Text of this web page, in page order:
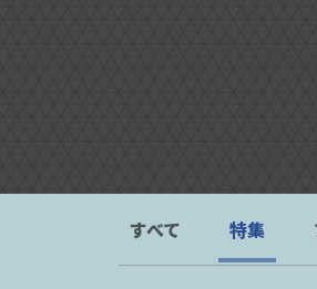
すべて 特集